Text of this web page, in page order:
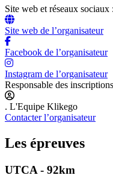
Site web et réseaux sociaux :
Site web de l’organisateur
Facebook de l’organisateur
Instagram de l’organisateur
Responsable des
. L'Equipe Klikego
Contacter l’organisateur
Les épreuves
UTCA - 92km